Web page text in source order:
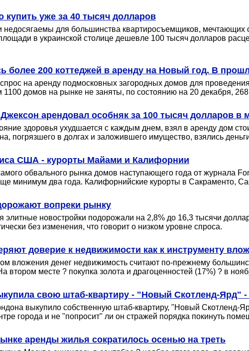
купить уже за 40 тысяч долларов
для большинства квартиросъемщиков, мечтающих
в украинской столице дешевле 100 тысяч долларов
более 200 коттеджей в аренду на Новый год. В
на аренду подмосковных загородных домов для
домов на рынке не заняты, по состоянию на 20 декабря, 268
арендовал особняк за 100 тысяч долларов в
здоровья ухудшается с каждым днем, взял в аренду дом
погрязшего в долгах и заложившего имущество, взялись
США - курорты Майами и Калифорнии
обвального рынка домов наступающего года от журнала
минимум два года. Калифорнийские курорты в Сакраменто,
вопреки рынку
элитные новостройки подорожали на 2,8% до 16,3 тысячи
без изменения, что говорит о низком уровне спроса.
доверие к недвижимости как к инструменту
вложения денег недвижимость считают по-прежнему
втором месте ? покупка золота и драгоценностей (17%) ? в
свою штаб-квартиру - "Новый Скотленд-Ярд" -
выкупило собственную штаб-квартиру, "Новый Скотленд-
города и не "попросит" ли он стражей порядка покинуть
аренды жилья сократилось осенью на треть